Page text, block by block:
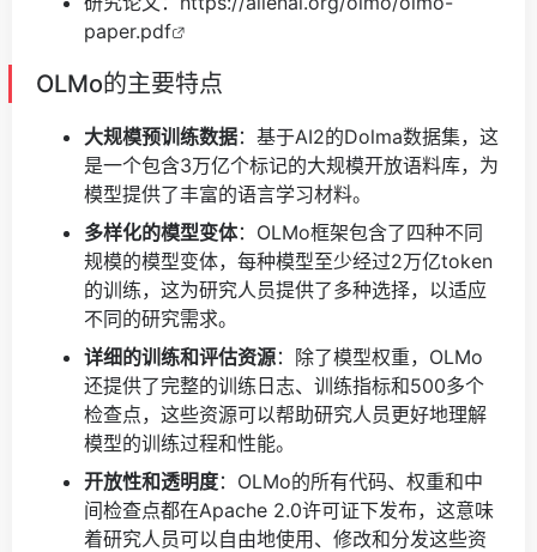
paper.pdf
OLMo的主要特点
大规模预训练数据：基于AI2的Dolma数据集，这
是一个包含3万亿个标记的大规模开放语料库，为
模型提供了丰富的语言学习材料。
多样化的模型变体：OLMo框架包含了四种不同
规模的模型变体，每种模型至少经过2万亿token
的训练，这为研究人员提供了多种选择，以适应
不同的研究需求。
详细的训练和评估资源：除了模型权重，OLMo
还提供了完整的训练日志、训练指标和500多个
检查点，这些资源可以帮助研究人员更好地理解
模型的训练过程和性能。
开放性和透明度：OLMo的所有代码、权重和中
间检查点都在Apache 2.0许可证下发布，这意味
着研究人员可以自由地使用、修改和分发这些资